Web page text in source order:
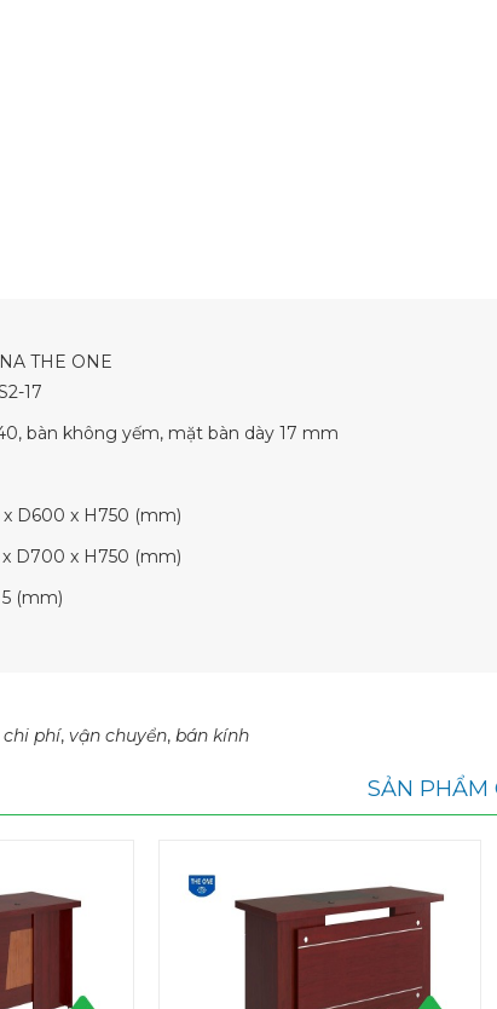
THE ONE
17
bàn không yếm, mặt bàn dày 17 mm
x D600 x H750 (mm)
D700 x H750 (mm)
(mm)
chi phí, vận chuyển, bán kính
SẢN PHẨM